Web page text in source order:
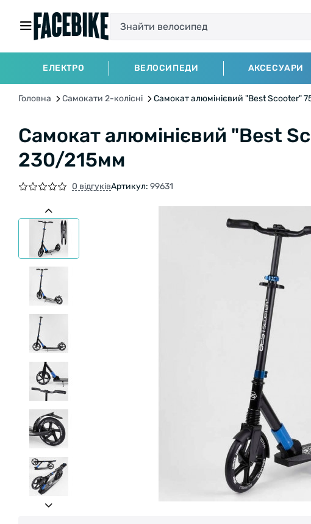
ЕЛЕКТРО ВЕЛОСИПЕДИ АКСЕСУАРИ
Головна Самокати 2-колісні Самокат алюмінієвий "Best Scooter"
Самокат алюмінієвий "Best
230/215мм
0 відгуківАртикул: 99631
БЕЗКОШТОВНА ДОСТАВКА НА ВЕЛОСИПЕДИ